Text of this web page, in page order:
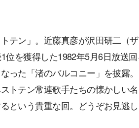
テン」。近藤真彦が沢田研二（
位を獲得した1982年5月6日放送
った「渚のバルコニー」を披露
トテン常連歌手たちの懐かしい
という貴重な回。どうぞお見逃